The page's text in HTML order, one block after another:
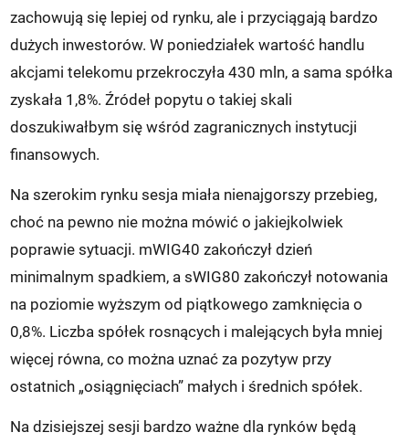
zachowują się lepiej od rynku, ale i przyciągają bardzo
dużych inwestorów. W poniedziałek wartość handlu
akcjami telekomu przekroczyła 430 mln, a sama spółka
zyskała 1,8%. Źródeł popytu o takiej skali
doszukiwałbym się wśród zagranicznych instytucji
finansowych.
Na szerokim rynku sesja miała nienajgorszy przebieg,
choć na pewno nie można mówić o jakiejkolwiek
poprawie sytuacji. mWIG40 zakończył dzień
minimalnym spadkiem, a sWIG80 zakończył notowania
na poziomie wyższym od piątkowego zamknięcia o
0,8%. Liczba spółek rosnących i malejących była mniej
więcej równa, co można uznać za pozytyw przy
ostatnich „osiągnięciach” małych i średnich spółek.
Na dzisiejszej sesji bardzo ważne dla rynków będą